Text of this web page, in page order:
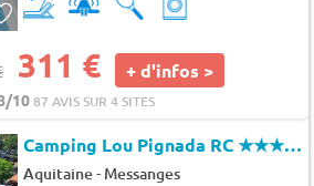
311 € + d'infos >
1087 AVIS SUR 4 SITES
Camping Lou Pignada RC★★★★★
Aquitaine- Messanges